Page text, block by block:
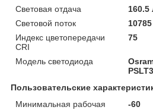
Световая отдача
160.5
Световой поток
Индекс цветопередачи
CRI
75
Модель светодиода
Пользовательские
Минимальная рабочая
-60